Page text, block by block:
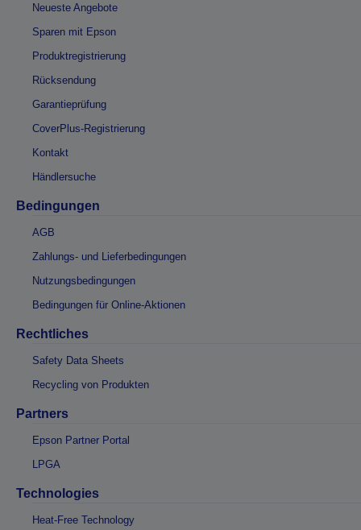
Neueste Angebote
Sparen mit Epson
Produktregistrierung
Rücksendung
Garantieprüfung
CoverPlus-Registrierung
Kontakt
Händlersuche
Bedingungen
AGB
Zahlungs- und Lieferbedingungen
Nutzungsbedingungen
Bedingungen für Online-Aktionen
Rechtliches
Safety Data Sheets
Recycling von Produkten
Partners
Epson Partner Portal
LPGA
Technologies
Heat-Free Technology